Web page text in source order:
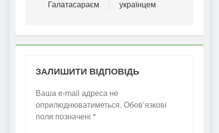
Галатасараєм
українцем
ЗАЛИШИТИ ВІДПОВІДЬ
Ваша e-mail адреса не
оприлюднюватиметься. Обов’язкові
поля позначені *